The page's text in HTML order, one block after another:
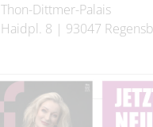
Thon-Dittmer-Palais
Haidpl. 8 | 93047